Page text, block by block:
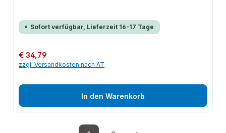
Sofort verfügbar, Lieferzeit 16-17 Tage
Regulärer Preis:
€ 34,79
zzgl. Versandkosten nach AT
In den Warenkorb